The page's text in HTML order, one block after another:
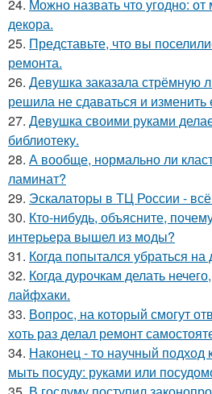
24. Можно назвать что угодно:
декора.
25. Представьте, что вы
ремонта.
26. Девушка заказала стрёмную
решила не сдаваться и изменить
27. Девушка своими руками
библиотеку.
28. А вообще, нормально ли
ламинат?
29. Эскалаторы в ТЦ России -
30. Кто-нибудь, объясните,
интерьера вышел из моды?
31. Когда попытался убраться на
32. Когда дурочкам делать
лайфхаки.
33. Вопрос, на который смогут
хоть раз делал ремонт
34. Наконец - то научный подход
мыть посуду: руками или